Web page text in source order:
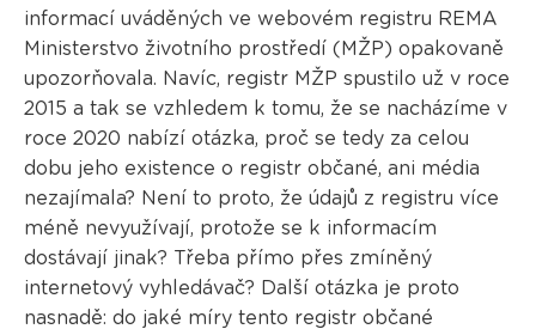
informací uváděných ve webovém registru REMA
Ministerstvo životního prostředí (MŽP) opakovaně
upozorňovala. Navíc, registr MŽP spustilo už v roce
2015 a tak se vzhledem k tomu, že se nacházíme v
roce 2020 nabízí otázka, proč se tedy za celou
dobu jeho existence o registr občané, ani média
nezajímala? Není to proto, že údajů z registru více
méně nevyužívají, protože se k informacím
dostávají jinak? Třeba přímo přes zmíněný
internetový vyhledávač? Další otázka je proto
nasnadě: do jaké míry tento registr občané